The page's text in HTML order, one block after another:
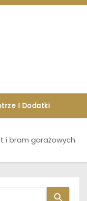
I Dodatki
i bram garażowych